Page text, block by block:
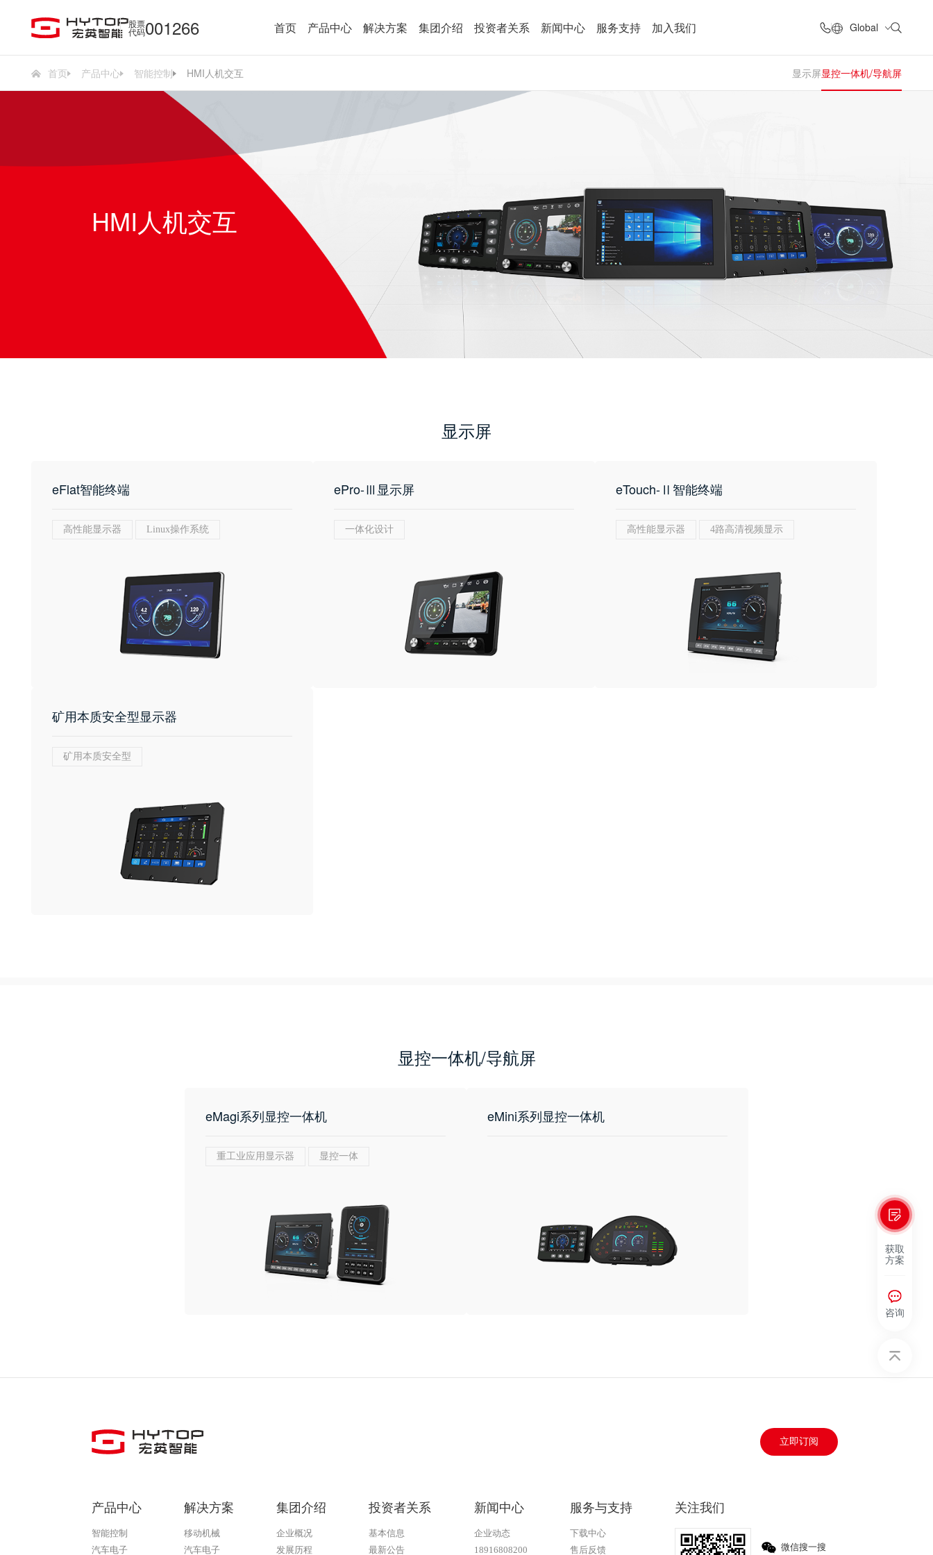
股票
代码001266 首页 产品中心 解决方案 集团介绍 投资者关系 新闻中心 服务支持 加入我们 Global
首页 产品中心 智能控制 HMI人机交互 显示屏显控一体机/导航屏
HMI人机交互
显示屏
eFlat智能终端
高性能显示器 Linux操作系统
ePro-Ⅲ显示屏
一体化设计
eTouch-Ⅱ智能终端
高性能显示器 4路高清视频显示
矿用本质安全型显示器
矿用本质安全型
显控一体机/导航屏
eMagi系列显控一体机
重工业应用显示器 显控一体
eMini系列显控一体机
获取
方案
咨询
立即订阅
产品中心
智能控制
汽车电子
解决方案
移动机械
汽车电子
集团介绍
企业概况
发展历程
投资者关系
基本信息
最新公告
新闻中心
企业动态
18916808200
服务与支持
下载中心
售后反馈
关注我们
微信搜一搜